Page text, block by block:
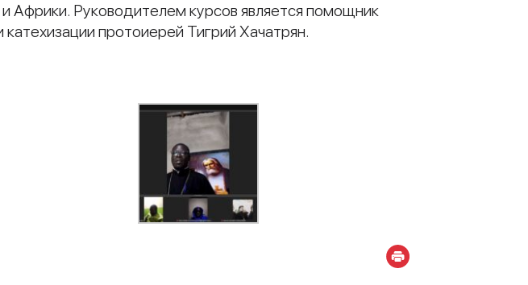
Африки. Руководителем курсов является помощник
протоиерей Тигрий Хачатрян.